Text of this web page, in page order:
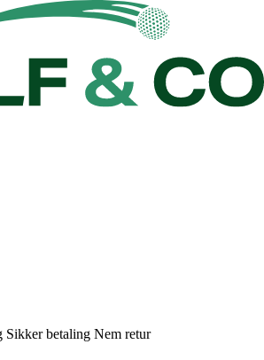
Sikker betaling Nem retur